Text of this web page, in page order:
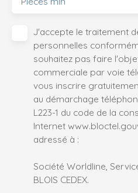
J'accepte le traitement
personnelles
souhaitez pas faire
commerciale par voie
vous inscrire
au démarchage
L223-1 du code de la
Internet
adressé à :
Société Worldline,
BLOIS CEDEX.